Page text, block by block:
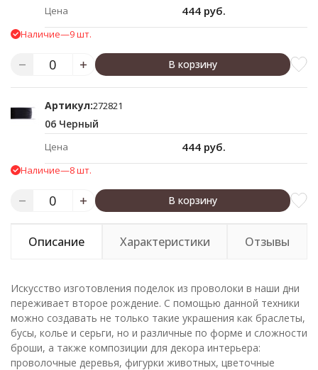
Цена 444 руб.
Наличие—9 шт.
В корзину
Артикул:272821
06 Черный
Цена 444 руб.
Наличие—8 шт.
В корзину
Описание Характеристики Отзывы
Искусство изготовления поделок из проволоки в наши дни
переживает второе рождение. С помощью данной техники
можно создавать не только такие украшения как браслеты,
бусы, колье и серьги, но и различные по форме и сложности
броши, а также композиции для декора интерьера:
проволочные деревья, фигурки животных, цветочные